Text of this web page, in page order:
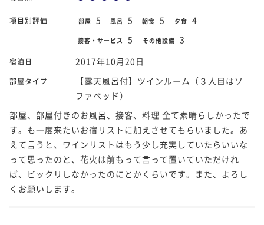
項目別評価 部屋 5 風呂 5 朝食 5 夕食 4
接客・サービス 5 その他設備 3
宿泊日 2017年10月20日
部屋タイプ
【露天風呂付】ツインルーム（３人目はソ
ファベッド）
部屋、部屋付きのお風呂、接客、料理 全て素晴らしかったで
す。も一度来たいお宿リストに加えさせてもらいました。あ
えて言うと、ワインリストはもう少し充実していたらいいな
って思ったのと、花火は前もって言って置いていただけれ
ば、ビックリしなかったのにとかくらいです。また、よろし
くお願いします。